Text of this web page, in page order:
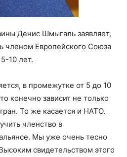
Денис Шмыгаль заявляет,
членом Европейского Союза
10 лет.
в промежутке от 5 до 10
конечно зависит не только
То же касается и НАТО.
членство в
Мы уже очень тесно
свидетельством этого